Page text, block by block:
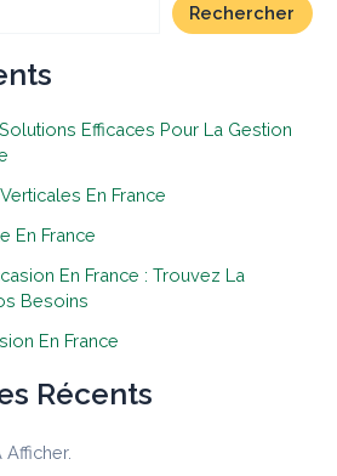
Rechercher
Efficaces Pour La Gestion
En France
En France
En France : Trouvez La
Besoins
En France
Récents